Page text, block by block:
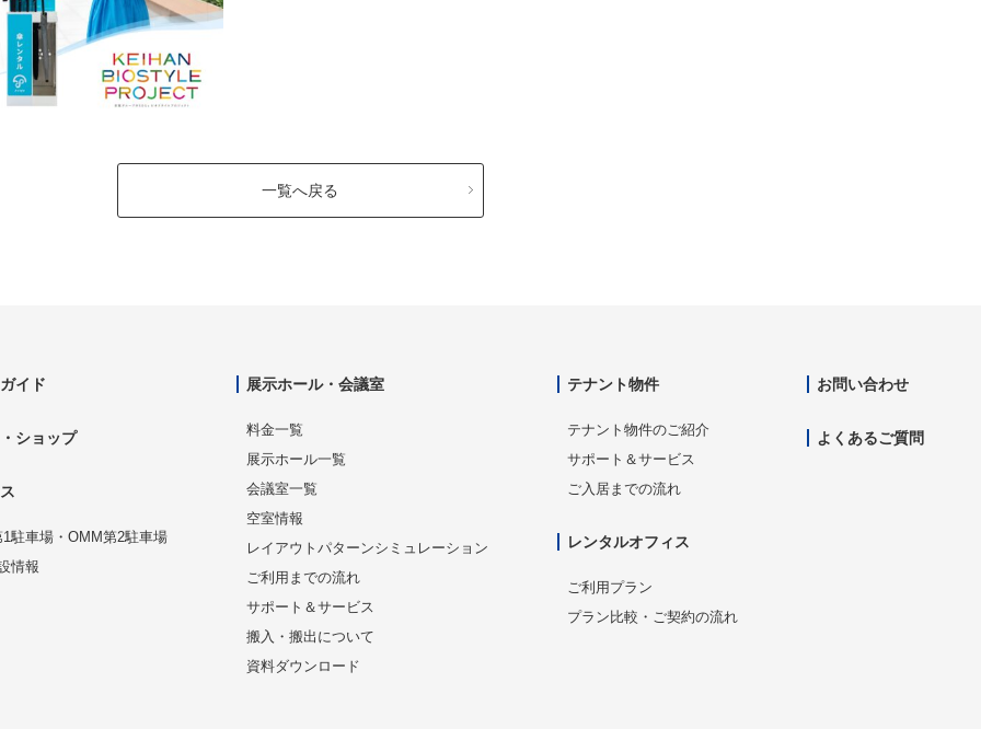
一覧へ戻る
イド
ショップ
駐車場・OMM第2駐車場
情報
展示ホール・会議室
料金一覧
展示ホール一覧
会議室一覧
空室情報
レイアウトパターンシミュレーション
ご利用までの流れ
サポート＆サービス
搬入・搬出について
資料ダウンロード
テナント物件
テナント物件のご紹介
サポート＆サービス
ご入居までの流れ
レンタルオフィス
ご利用プラン
プラン比較・ご契約の流れ
お問い合わせ
よくあるご質問